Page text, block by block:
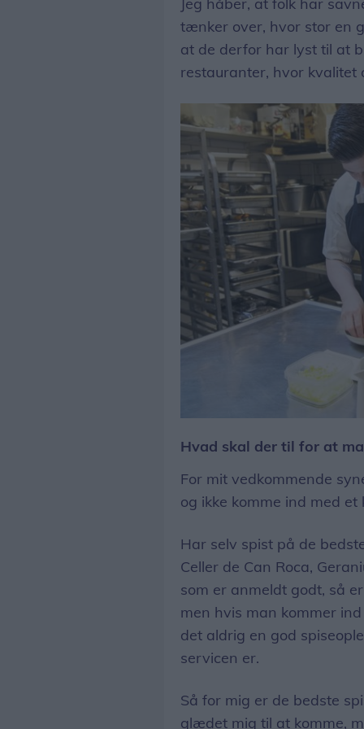
tænker over, hvor stor en
at de derfor har lyst til at
restauranter, hvor kvalitet
Hvad skal der til for at
For mit vedkommende
og ikke komme ind med
Har selv spist på de
Celler de Can Roca,
som er anmeldt godt, så
men hvis man kommer
det aldrig en god
servicen er.
Så for mig er de bedste
glædet mig til at komme,